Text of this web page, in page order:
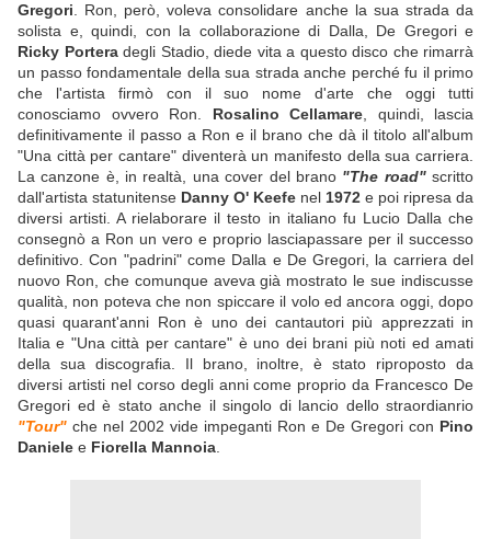
Gregori . Ron, però, voleva consolidare anche la sua strada da
solista e, quindi, con la collaborazione di Dalla, De Gregori e
Ricky Porteradegli Stadio, diede vita a questo disco che rimarrà
un passo fondamentale della sua strada anche perché fu il primo
che l'artista firmò con il suo nome d'arte che oggi tutti
conosciamo ovvero Ron. Rosalino Cellamare , quindi, lascia
definitivamente il passo a Ron e il brano che dà il titolo all'album
"Una città per cantare" diventerà un manifesto della sua carriera.
La canzone è, in realtà, una cover del brano "The road"scritto
dall'artista statunitense Danny O' Keefe nel 1972 e poi ripresa da
diversi artisti. A rielaborare il testo in italiano fu Lucio Dalla che
consegnò a Ron un vero e proprio lasciapassare per il successo
definitivo. Con "padrini" come Dalla e De Gregori, la carriera del
nuovo Ron, che comunque aveva già mostrato le sue indiscusse
qualità, non poteva che non spiccare il volo ed ancora oggi, dopo
quasi quarant'anni Ron è uno dei cantautori più apprezzati in
Italia e "Una città per cantare" è uno dei brani più noti ed amati
della sua discografia. Il brano, inoltre, è stato riproposto da
diversi artisti nel corso degli anni come proprio da Francesco De
Gregori ed è stato anche il singolo di lancio dello straordianrio
"Tour" che nel 2002 vide impeganti Ron e De Gregori con Pino
Daniele e Fiorella Mannoia